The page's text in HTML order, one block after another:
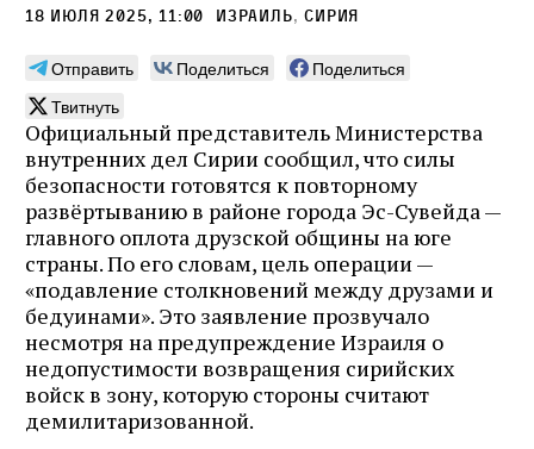
18 июля 2025, 11:00 Израиль,Сирия
Отправить Поделиться
Поделиться
Твитнуть
Официальный представитель Министерства
внутренних дел Сирии сообщил, что силы
безопасности готовятся к повторному
развёртыванию в районе города Эс-Сувейда —
главного оплота друзской общины на юге
страны. По его словам, цель операции —
«подавление столкновений между друзами и
бедуинами». Это заявление прозвучало
несмотря на предупреждение Израиля о
недопустимости возвращения сирийских
войск в зону, которую стороны считают
демилитаризованной.